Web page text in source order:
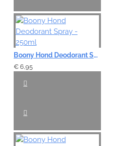
Boony Hond Deodorant Spray - 250ml
€ 6,95